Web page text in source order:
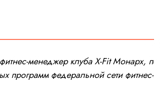
фитнес-менеджер клуба X-Fit Монарх,
программ федеральной сети